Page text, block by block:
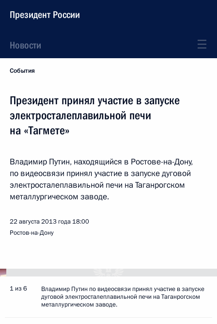
Президент России
Новости
События
Президент принял участие в запуске
электросталеплавильной печи
на «Тагмете»
Владимир Путин, находящийся в Ростове-на-Дону,
по видеосвязи принял участие в запуске дуговой
электросталеплавильной печи на Таганрогском
металлургическом заводе.
22 августа 2013 года 18:00
Ростов-на-Дону
1 из 6
Владимир Путин по видеосвязи принял участие в запуске
дуговой электросталеплавильной печи на Таганрогском
металлургическом заводе.